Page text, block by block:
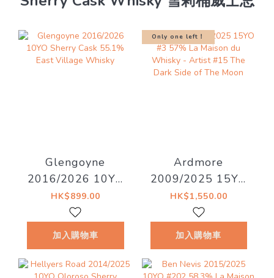
Glengoyne
2016/2026 10YO
Sherry Cask
55.1% East
Village Whisky
HK$899.00
加入購物車
Only one left！
Ardmore
2009/2025 15YO
#3 57% La Maison
du Whisky - Artist
#15 The Dark Side
HK$1,550.00
加入購物車